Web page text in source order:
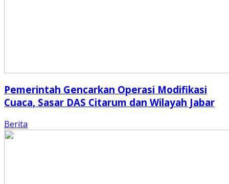
Pemerintah Gencarkan Operasi Modifikasi
Cuaca, Sasar DAS Citarum dan Wilayah Jabar
Berita